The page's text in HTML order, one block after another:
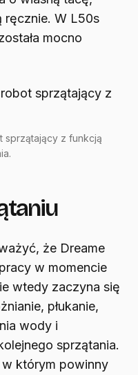
ręcznie. W L50s
mocno
sprzątający z funkcją
że Dreame
w momencie
wtedy zaczyna się
płukanie,
wody i
sprzątania.
w którym powinny